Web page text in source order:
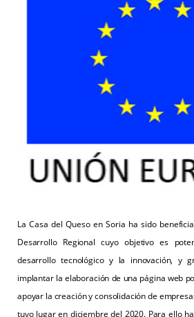
La Casa del Queso en Soria ha sido
Desarrollo Regional cuyo objetivo es
desarrollo tecnológico y la innovación, y
implantar la elaboración de una página web
apoyar la creación y consolidación de
tuvo lugar en diciembre del 2020. Para ello